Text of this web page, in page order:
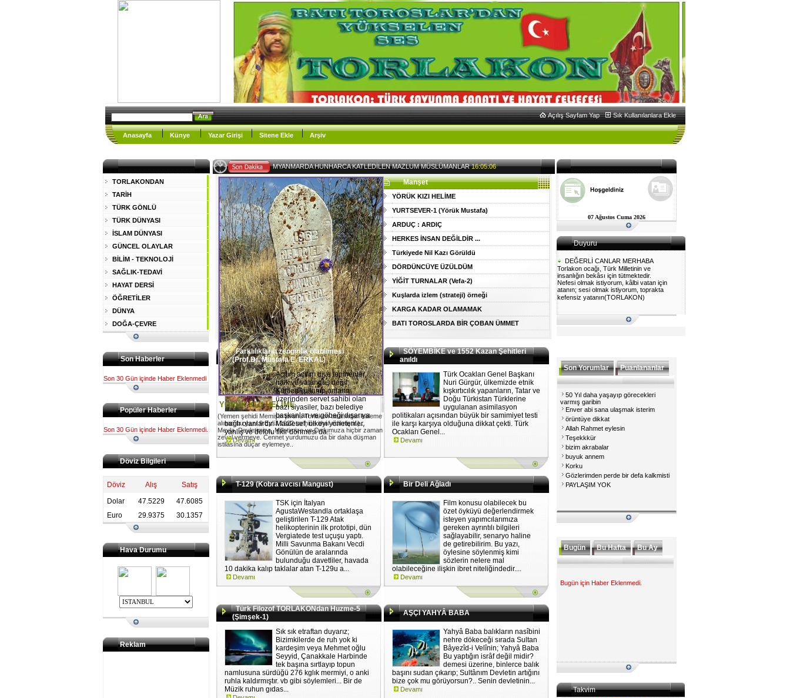
Açılış Sayfam Yap Sık Kullanılanlara Ekle
Anasayfa Künye Yazar Girişi Sitene Ekle Arşiv
TORLAKONDAN
TARİH
TÜRK GÖNLÜ
TÜRK DÜNYASI
İSLAM DÜNYASI
GÜNCEL OLAYLAR
BİLİM - TEKNOLOJİ
SAĞLIK-TEDAVİ
HAYAT DERSİ
ÖĞRETİLER
DÜNYA
DOĞA-ÇEVRE
Son Haberler
Son 30 Gün içinde Haber Eklenmedi
Popüler Haberler
Son 30 Gün içinde Haber Eklenmedi.
Döviz Bilgileri
Döviz Alış
Satış
Dolar
47.5229
47.6085
Euro
29.9375 30.1357
Hava Durumu
Reklam
MYANMARDA HUNHARCA KATLEDİLEN MAZLUM MÜSLÜMANLAR16:05:06
YÖRÜK KIZI HELİME
(Yemen şehidi Memişin torunu Torlakon tarafından kaleme
alınan bu yazı 9 Eylül 1922 tarihine ithaf edilmiştir.)...
Mevla, Devletimize, Milletimize ve Ordumuza hiçbir zaman
zeval vermeye. Cennet yurdumuzu da bir daha düşman
istilasına düçar eylemeye..
Manşet
YÖRÜK KIZI HELİME
YURTSEVER-1 (Yörük Mustafa)
ARDUÇ : ARDIÇ
HERKES İNSAN DEĞİLDİR ...
Türkiyede Nil Kazı Görüldü
DÖRDÜNCÜYE ÜZÜLDÜM
YİĞİT TURNALAR (Vefa-2)
Kuşlarda izlem (strateji) örneği
KARGA KADAR OLAMAMAK
BATI TOROSLARDA BİR ÇOBAN ÜMMET
Farklılıkların zenginlik olabilmesi
(Prof.Dr. Mustafa E. ERKAL)
Açılım açılım diye tepinenler,
halk ve vatandaş değil;
Kürtleri kullanıp onların
üzerinden servet sahibi olan
bazı siyasiler, bazı belediye
başkanları ve göbeği dışarıya
bağlı olanlardır. Maalesef, ülkeyi yönetenler,
yanlış ve defolu fikir dönmesi da...
Devamı
SÖYEMBİKE ve 1552 Kazan Şehitleri
anıldı
Türk Ocakları Genel Başkanı
Nuri Gürgür, ülkemizde etnik
kışkırtıcılık yapanların, Tatar ve
Doğu Türkistan Türklerine
uygulanan asimilasyon
politikaları açısından büyük bir samimiyet testi
ile karşı karşıya olduğuna dikkat çekti. Türk
Ocakları Genel...
Devamı
T-129 (Kobra avcısı Mangust)
TSK için İtalyan
AgustaWestandla ortaklaşa
geliştirilen T-129 Atak
helikopterinin ilk prototipi, dün
Vergiatede test uçuşu yaptı.
Milli Savunma Bakanı Vecdi
Gönülün de aralarında
bulunduğu davetliler, havada
10 dakika kalıp taklalar atan T-129u a...
Devamı
Bir Deli Ağladı
Film konusu olabilecek bu
özet öyküyü değerlendirmek
isteyen yapımcılarımıza
gereken ayrıntılı bilgileri
sağlayabilir, senaryo haline
de getirebilirim. Bu yazı,
öylesine söylenmiş kimi
sözlerin nelere mal
olabileceğine ilişkin ibret niteliğindedir....
Devamı
Türk Filozof TORLAKONdan Huzme-5
(Şimşek-1)
Sık sık etraftan duyarız;
Bizimkilerde de ruh yok ki
kardeşim veya Mehmet oğlu
Seyyid, Çanakkale Harbinde
tek başına sırtlayıp topun
namlusuna sürdüğü 276 kglık mermiyi, o anki
ruhla kaldırmıştır. vb gibi söylemleri... Bir de
Müzik ruhun gıdas...
AŞÇI YAHYÂ BABA
Yahyâ Baba balıkların nasîbini
nehre dökeceği sırada Sultan
Bâyezîd-i Velînin; Yahyâ Baba
Bu yaptığın isrâf değil midir?
demesi üzerine, binlerce balık
başını sudan çıkarıp; Sultânım Devletin artığını
bize çok mu görüyorsun?.. Senin devletinin...
Devamı
07 Ağustos Cuma 2026
Duyuru
DEĞERLİ CANLAR MERHABA
Torlakon ocağı, Türk Milletinin ve
insanlığın bekâsı için tütmektedir.
Nefesi olmak istiyorum, kâlbi vatan için
atanın; sesi olmak istiyorum, toprakta
kefensiz yatanın(TORLAKON)
Son Yorumlar Puanlananlar
50 Yıl daha yaşayıp görecekleri
varmış garibin
Enver abi sana ulaşmak isterim
örüntüye dikkat
Allah Rahmet eylesin
Teşekkkür
bizim akrabalar
buyuk annem
Korku
Gözlerimden perde bir defa kalkmisti
PAYLAŞIM YOK
Bugün Bu Hafta Bu Ay
Bugün için Haber Eklenmedi.
Takvim